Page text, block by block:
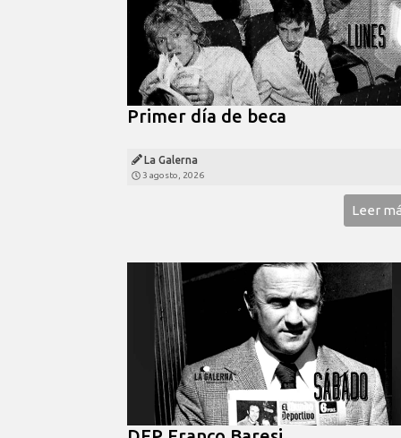
Primer día de beca
La Galerna
3 agosto, 2026
Leer